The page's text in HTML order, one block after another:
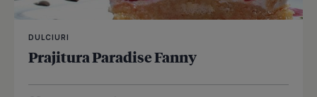
DULCIURI
Prajitura Paradise Fanny